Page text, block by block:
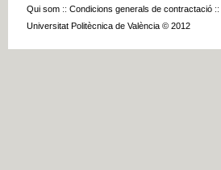
Qui som :: Condicions generals de contractació ::
Universitat Politècnica de València © 2012